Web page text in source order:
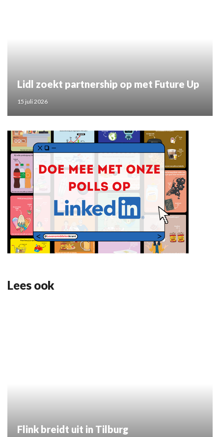
Lidl zoekt partnership op met Future Up
15 juli 2026
Lees ook
Flink breidt uit in Tilburg